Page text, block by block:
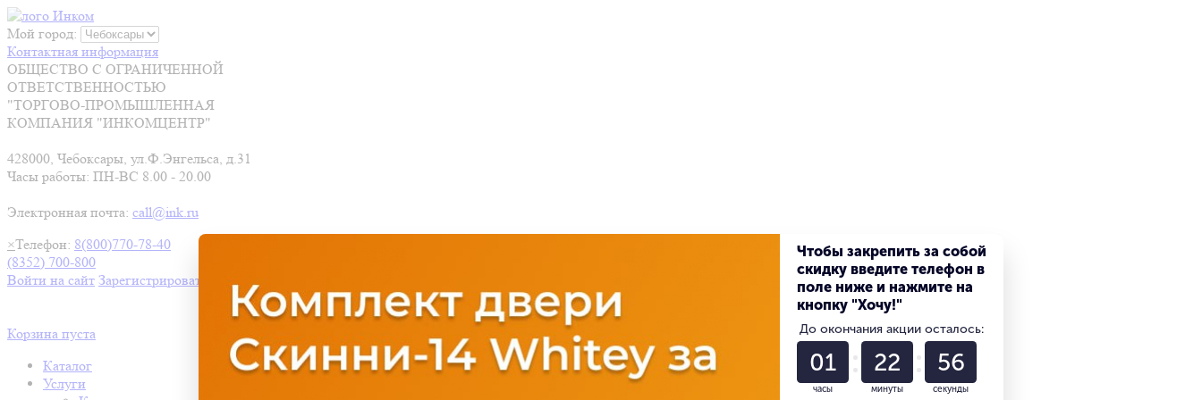
Мой город:
Контактная информация
ОБЩЕСТВО С ОГРАНИЧЕННОЙ
ОТВЕТСТВЕННОСТЬЮ
"ТОРГОВО-ПРОМЫШЛЕННАЯ
КОМПАНИЯ "ИНКОМЦЕНТР"
428000, Чебоксары, ул.Ф.Энгельса, д.31
Часы работы: ПН-ВС 8.00 - 20.00
Электронная почта: call@ink.ru
×Телефон: 8(800)770-78-40
(8352) 700-800
Войти на сайт Зарегистрироваться
Корзина пуста
Каталог
Услуги
Чтобы закрепить за собой
скидку введите телефон в
поле ниже и нажмите на
кнопку "Хочу!"
До окончания акции осталось:
01
часы
22
минуты
55
секунды